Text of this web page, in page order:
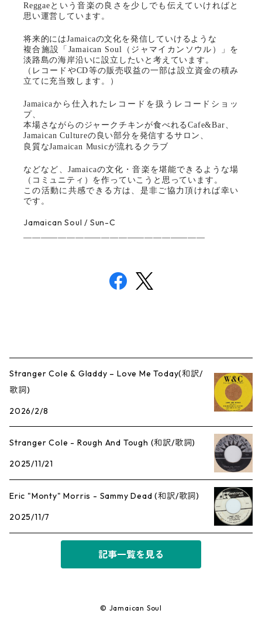
Reggaeという音楽の良さを少しでも伝えていければと
思い運営しています。
将来的にはJamaicaの文化を発信していけるような
複合施設「Jamaican Soul（ジャマイカンソウル）」を
淡路島の海岸沿いに設立したいと考えています。​
（レコードやCD等の販売収益の一部は設立資金の積み
立てに充当致します。）
Jamaicaから仕入れたレコードを扱うレコードショッ
プ、
本場さながらのジャークチキンが食べれるCafe&Bar、
Jamaican Cultureの良い部分を発信するサロン、
良質なJamaican Musicが流れるクラブ
などなど、Jamaicaの文化・音楽を堪能できるような場
（コミュニティ）を作っていこうと思っています。
この活動に共感できる方は、是非ご協力頂ければ幸い
です。
Jamaican Soul / Sun-C
Stranger Cole & Gladdy – Love Me Today(和訳/
歌詞)
2026/2/8
Stranger Cole - Rough And Tough (和訳/歌詞)
2025/11/21
Eric "Monty" Morris - Sammy Dead (和訳/歌詞)
2025/11/7
記事一覧を見る
© Jamaican Soul